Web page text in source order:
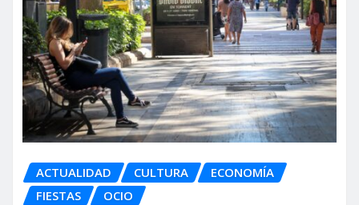
ACTUALIDAD CULTURA
ECONOMÍA
FIESTAS
OCIO